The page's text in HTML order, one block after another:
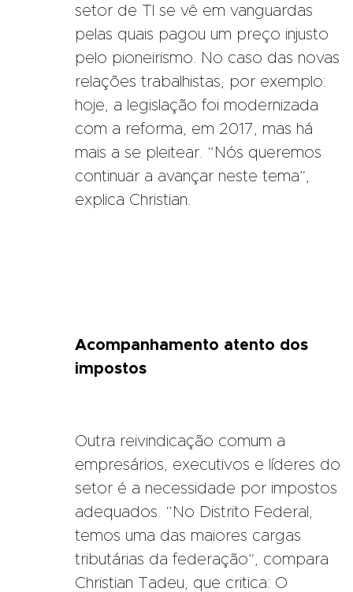
setor de TI se vê em vanguardas
pelas quais pagou um preço injusto
pelo pioneirismo. No caso das novas
relações trabalhistas, por exemplo:
hoje, a legislação foi modernizada
com a reforma, em 2017, mas há
mais a se pleitear. “Nós queremos
continuar a avançar neste tema”,
explica Christian.
Acompanhamento atento dos
impostos
Outra reivindicação comum a
empresários, executivos e líderes do
setor é a necessidade por impostos
adequados. “No Distrito Federal,
temos uma das maiores cargas
tributárias da federação”, compara
Christian Tadeu, que critica: O